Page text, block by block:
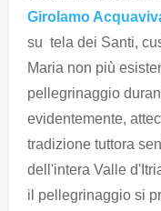
Girolamo
su tela dei Santi,
Maria non più
pellegrinaggio
evidentemente,
tradizione tuttora
dell'intera Valle
il pellegrinaggio si